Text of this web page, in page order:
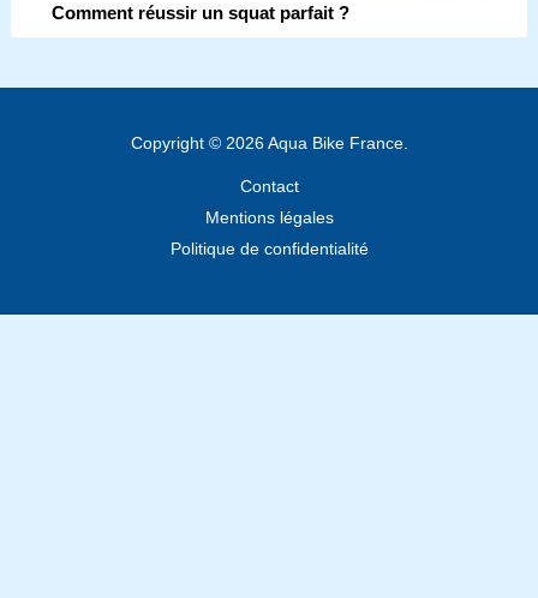
Comment réussir un squat parfait ?
Copyright © 2026 Aqua Bike France.
Contact
Mentions légales
Politique de confidentialité